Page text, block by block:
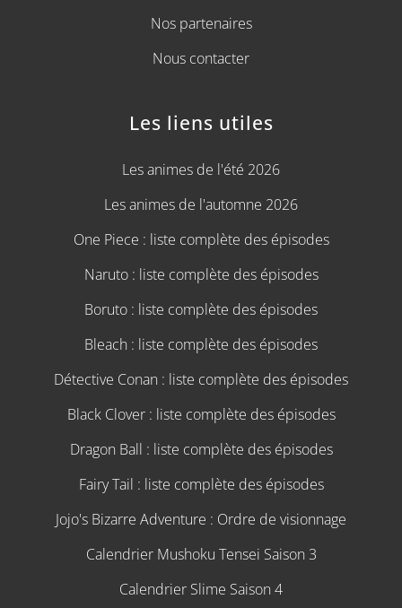
Nos partenaires
Nous contacter
Les liens utiles
Les animes de l'été 2026
Les animes de l'automne 2026
One Piece : liste complète des épisodes
Naruto : liste complète des épisodes
Boruto : liste complète des épisodes
Bleach : liste complète des épisodes
Détective Conan : liste complète des épisodes
Black Clover : liste complète des épisodes
Dragon Ball : liste complète des épisodes
Fairy Tail : liste complète des épisodes
Jojo's Bizarre Adventure : Ordre de visionnage
Calendrier Mushoku Tensei Saison 3
Calendrier Slime Saison 4